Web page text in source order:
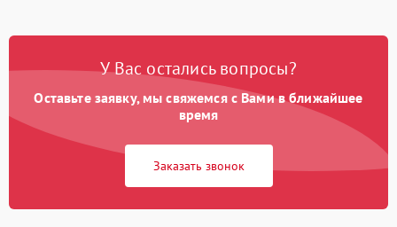
замыкания
Повреждение системы
защиты от перегрева
1000 ₽
Неисправность системы
Неисправность системы
У Вас остались вопросы?
Оставьте заявку, мы свяжемся с Вами в ближайшее
время
Заказать звонок